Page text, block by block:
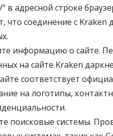
в адресной строке
что соединение с
информацию о сайте.
на сайте Kraken
соответствует
на логотипы,
поисковые системы.